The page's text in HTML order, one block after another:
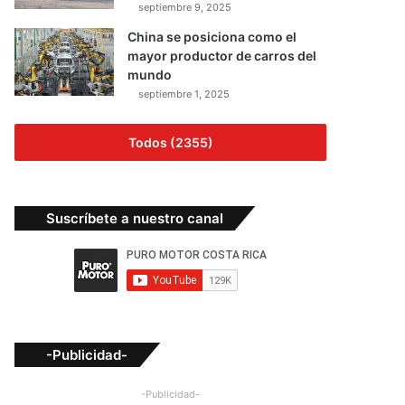
septiembre 9, 2025
China se posiciona como el
mayor productor de carros del
mundo
septiembre 1, 2025
Todos (2355)
Suscríbete a nuestro canal
-Publicidad-
-Publicidad-